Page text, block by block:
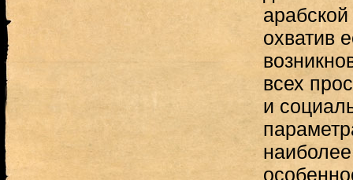
охватив
всех
и